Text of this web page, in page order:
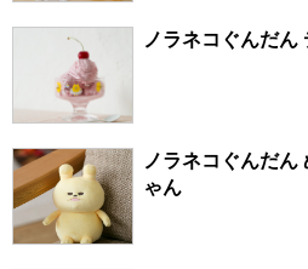
ノラネコぐんだ
ゃん